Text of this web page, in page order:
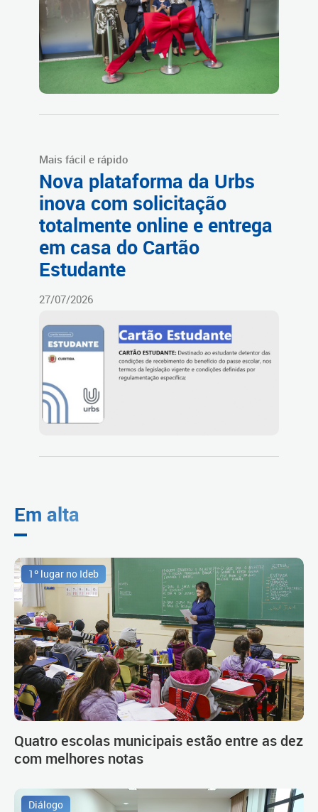
Mais fácil e rápido
Nova plataforma da Urbs
inova com solicitação
totalmente online e entrega
em casa do Cartão
Estudante
27/07/2026
Em alta
1º lugar no Ideb
Quatro escolas municipais estão entre as dez
com melhores notas
Diálogo